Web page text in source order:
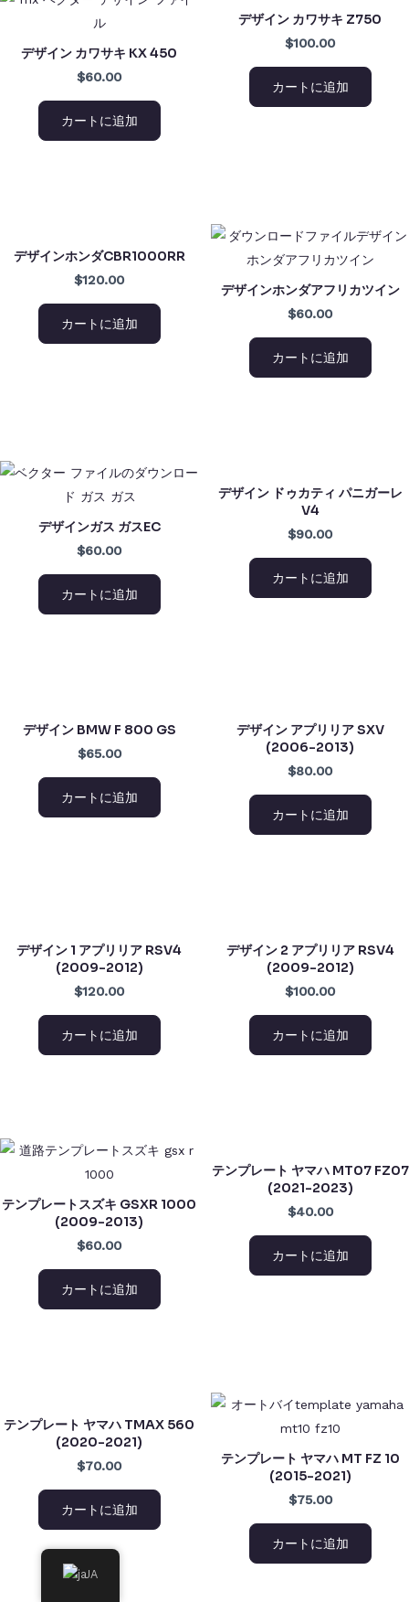
デザイン カワサキ KX 450
$60.00
カートに追加
デザイン カワサキ Z750
$100.00
カートに追加
デザインホンダCBR1000RR
$120.00
カートに追加
デザインホンダアフリカツイン
$60.00
カートに追加
デザインガス ガスEC
$60.00
カートに追加
デザイン ドゥカティ パニガーレ
V4
$90.00
カートに追加
デザイン BMW F 800 GS
$65.00
カートに追加
デザイン アプリリア SXV
(2006-2013)
$80.00
カートに追加
デザイン 1 アプリリア RSV4
(2009-2012)
$120.00
カートに追加
デザイン 2 アプリリア RSV4
(2009-2012)
$100.00
カートに追加
テンプレートスズキ GSXR 1000
(2009-2013)
$60.00
カートに追加
テンプレート ヤマハ MT07 FZ07
(2021-2023)
$40.00
カートに追加
テンプレート ヤマハ TMAX 560
(2020-2021)
$70.00
カートに追加
テンプレート ヤマハ MT FZ 10
(2015-2021)
$75.00
カートに追加
JA